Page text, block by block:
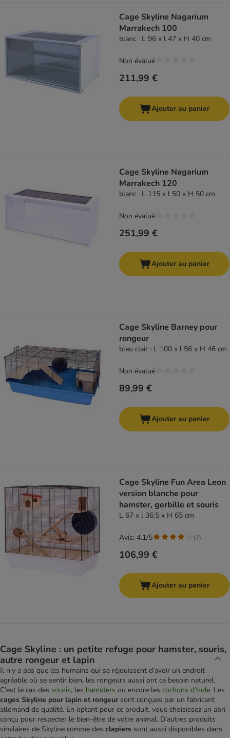
Cage Skyline Nagarium
Marrakech 100
blanc : L 96 x l 47 x H 40 cm
211,99 €
Non évalué
Ajouter au panier
Cage Skyline Nagarium
Marrakech 120
blanc : L 115 x l 50 x H 50 cm
251,99 €
Non évalué
Ajouter au panier
Cage Skyline Barney pour
rongeur
bleu clair : L 100 x l 56 x H 46 cm
89,99 €
Non évalué
Ajouter au panier
Cage Skyline Fun Area Leon
version blanche pour
hamster, gerbille et souris
L 67 x l 36,5 x H 65 cm
106,99 €
Avis: 4.1/5 (7)
Ajouter au panier
Cage Skyline : un petite refuge pour hamster, souris,
autre rongeur et lapin
Il n'y a pas que les humains qui se réjouissent d’avoir un endroit
agréable où se sentir bien, les rongeurs aussi ont ce besoin naturel.
C'est le cas des souris, les hamsters ou encore les cochons d’Inde. Les
cages Skyline pour lapin et rongeur sont conçues par un fabricant
allemand de qualité. En optant pour ce produit, vous choisissez un abri
conçu pour respecter le bien-être de votre animal. D’autres produits
similaires de Skyline comme des clapiers sont aussi disponibles dans